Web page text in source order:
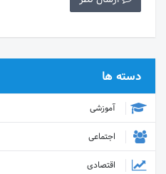
دسته ها
آموزشی
اجتماعی
اقتصادی